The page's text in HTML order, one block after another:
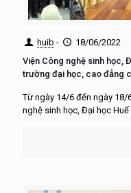
huib -
18/06/2022
Viện Công nghệ sinh học,
trường đại học, cao đẳng
Từ ngày 14/6 đến ngày
nghệ sinh học, Đại học Huế